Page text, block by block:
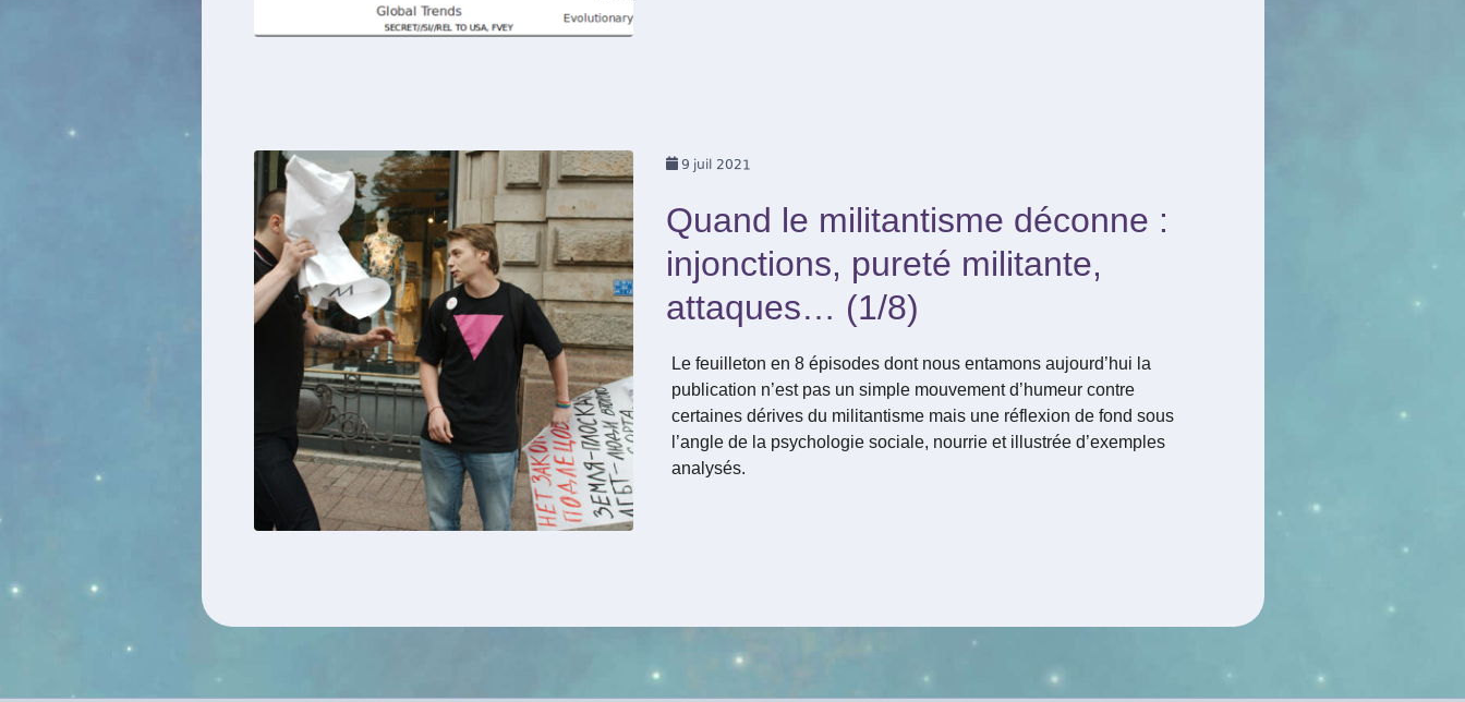
9 juil 2021
Quand le militantisme déconne :
injonctions, pureté militante,
attaques… (1/8)
Le feuilleton en 8 épisodes dont nous entamons aujourd’hui la
publication n’est pas un simple mouvement d’humeur contre
certaines dérives du militantisme mais une réflexion de fond sous
l’angle de la psychologie sociale, nourrie et illustrée d’exemples
analysés.